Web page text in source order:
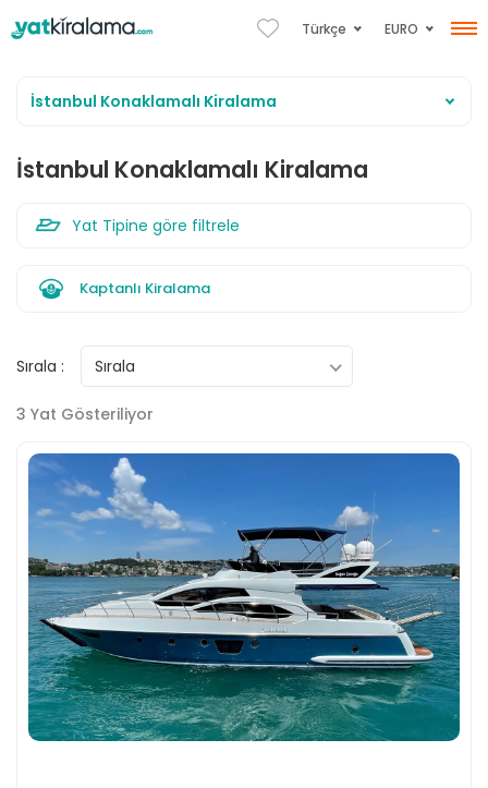
Türkçe EURO
İstanbul Konaklamalı Kiralama
İstanbul Konaklamalı Kiralama
Katamaran
Yelkenli
Kaptanlı Kiralama
3 Yat Gösteriliyor
Sırala : Sırala